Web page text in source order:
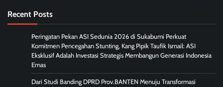
Recent Posts
Peringatan Pekan ASI Sedunia 2026 di Sukabumi Perkuat
Komitmen Pencegahan Stunting, Kang Pipik Taufik Ismail: ASI
Eksklusif Adalah Investasi Strategis Membangun Generasi Indonesia
Emas
Dari Studi Banding DPRD Prov.BANTEN Menuju Transformasi